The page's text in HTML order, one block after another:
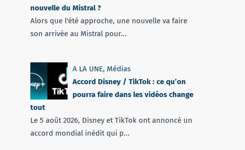
nouvelle du Mistral ?
Alors que l'été approche, une nouvelle va faire
son arrivée au Mistral pour...
A LA UNE, Médias
Accord Disney / TikTok : ce qu’on
pourra faire dans les vidéos change
tout
Le 5 août 2026, Disney et TikTok ont annoncé un
accord mondial inédit qui p...